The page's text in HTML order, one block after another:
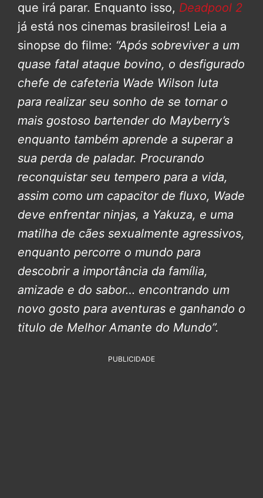
que irá parar. Enquanto isso, Deadpool 2
já está nos cinemas brasileiros! Leia a
sinopse do filme: “Após sobreviver a um
quase fatal ataque bovino, o desfigurado
chefe de cafeteria Wade Wilson luta
para realizar seu sonho de se tornar o
mais gostoso bartender do Mayberry’s
enquanto também aprende a superar a
sua perda de paladar. Procurando
reconquistar seu tempero para a vida,
assim como um capacitor de fluxo, Wade
deve enfrentar ninjas, a Yakuza, e uma
matilha de cães sexualmente agressivos,
enquanto percorre o mundo para
descobrir a importância da família,
amizade e do sabor… encontrando um
novo gosto para aventuras e ganhando o
titulo de Melhor Amante do Mundo”.
PUBLICIDADE